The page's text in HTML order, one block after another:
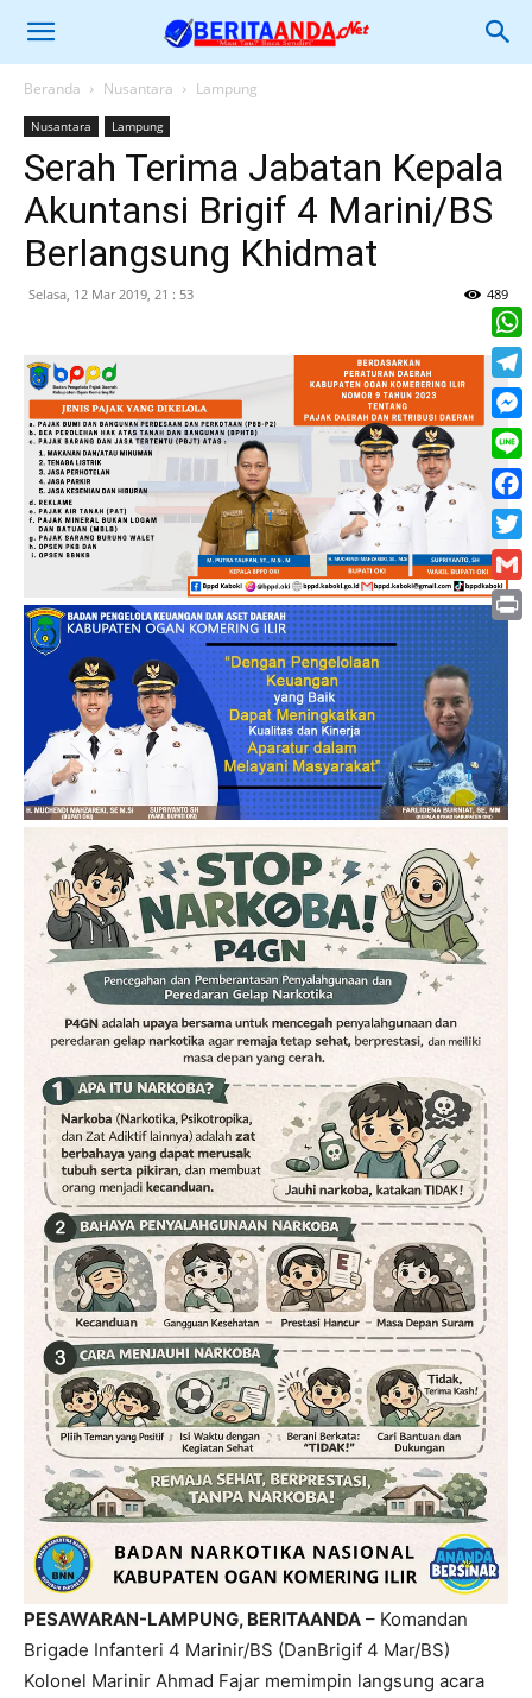
Beranda Nusantara Lampung
Nusantara Lampung
Serah Terima Jabatan Kepala
Akuntansi Brigif 4 Marini/BS
Berlangsung Khidmat
Selasa, 12 Mar 2019, 21 : 53 489
PESAWARAN-LAMPUNG, BERITAANDA – Komandan
Brigade Infanteri 4 Marinir/BS (DanBrigif 4 Mar/BS)
Kolonel Marinir Ahmad Fajar memimpin langsung acara
Line
Print